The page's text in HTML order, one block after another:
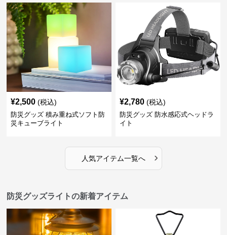
¥2,500 (税込)
防災グッズ 積み重ね式ソフト防
災キューブライト
¥2,780 (税込)
防災グッズ 防水感応式ヘッドラ
イト
人気アイテム一覧へ ›
防災グッズライトの新着アイテム